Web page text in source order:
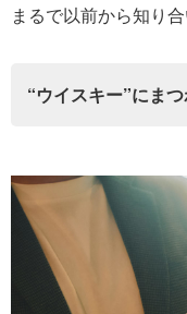
まるで以前から知り
“ウイスキー”にま